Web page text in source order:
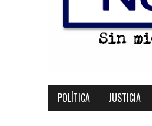
POLÍTICA JUSTICIA